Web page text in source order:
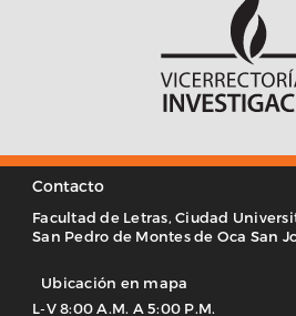
Contacto
Facultad de Letras, Ciudad
San Pedro de Montes de Oca San
Ubicación en mapa
L-V 8:00 A.M. A 5:00 P.M.